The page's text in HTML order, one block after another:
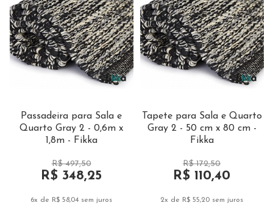
Passadeira para Sala e
Quarto Gray 2 - 0,6m x
1,8m - Fikka
R$ 497,50
R$ 348,25
6x de R$ 58,04 sem juros
Tapete para Sala e Quarto
Gray 2 - 50 cm x 80 cm -
Fikka
R$ 172,50
R$ 110,40
2x de R$ 55,20 sem juros